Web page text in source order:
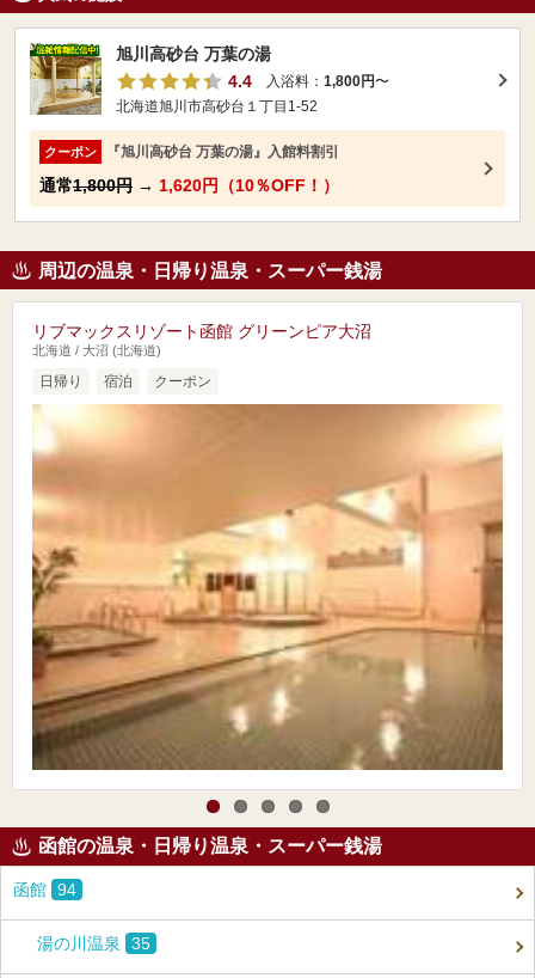
旭川高砂台 万葉の湯
4.4
入浴料： 1,800円〜
北海道旭川市高砂台１丁目1-52
クーポン 『旭川高砂台 万葉の湯』入館料割引
通常1,800円 → 1,620円（10％OFF！）
周辺の温泉・日帰り温泉・スーパー銭湯
リブマックスリゾート函館 グリーンピア大沼
北海道 / 大沼 (北海道)
日帰り 宿泊 クーポン
函館の温泉・日帰り温泉・スーパー銭湯
函館 94
湯の川温泉 35